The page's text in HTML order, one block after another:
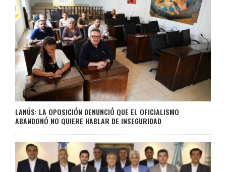
LANÚS: LA OPOSICIÓN DENUNCIÓ QUE EL OFICIALISMO
ABANDONÓ NO QUIERE HABLAR DE INSEGURIDAD